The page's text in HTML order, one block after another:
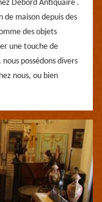
Debord Antiquaire .
de maison depuis des
des objets
une touche de
possédons divers
nous, ou bien